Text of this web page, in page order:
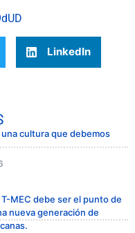
LinkedIn
cultura que debemos
MEC debe ser el punto de
nueva generación de